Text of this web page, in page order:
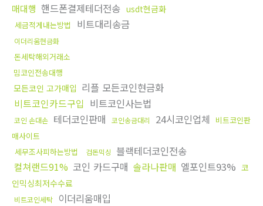
매대행 핸드폰결제테더전송 usdt현금화
세금적게내는방법 비트대리송금
이더리움현금화
돈세탁해외거래소
밈코인전송대행
모든코인 고가매입 리플 모든코인현금화
비트코인카드구입 비트코인사는법
코인 손대손 테더코인판매 코인송금대리 24시코인업체
비트코인판
매사이트
세무조사피하는방법
검돈믹싱
블랙테더코인전송
컬쳐랜드91% 코인 카드구매 솔라나판매 엘포인트93% 코
인믹싱최저수수료
비트코인세탁 이더리움매입